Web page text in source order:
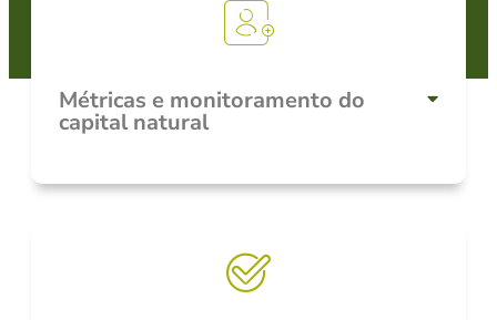
Métricas e monitoramento do
capital natural